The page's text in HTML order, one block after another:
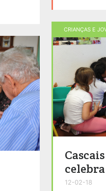
CRIANÇAS E
12-02-18